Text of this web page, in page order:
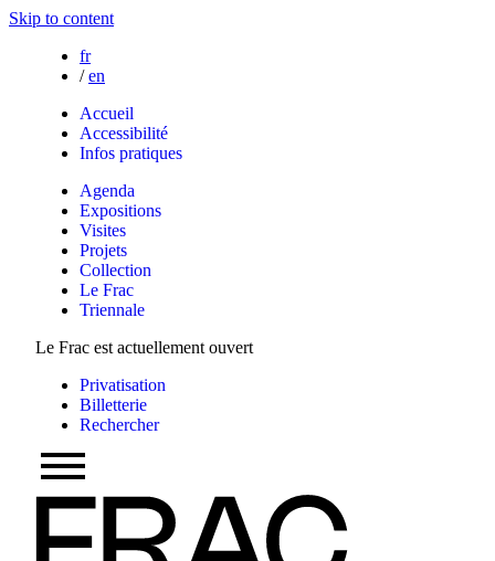
Skip to content
fr
/ en
Accueil
Accessibilité
Infos pratiques
Agenda
Expositions
Visites
Projets
Collection
Le Frac
Triennale
Le Frac est actuellement ouvert
Privatisation
Billetterie
Rechercher